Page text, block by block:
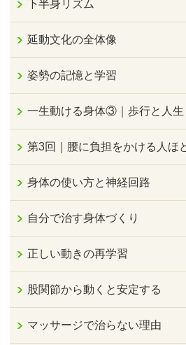
下半身リズム
延動文化の全体像
姿勢の記憶と学習
一生動ける身体③｜歩行と人生
第3回｜腰に負担をかける人ほ
身体の使い方と神経回路
自分で治す身体づくり
正しい動きの再学習
股関節から動くと安定する
マッサージで治らない理由